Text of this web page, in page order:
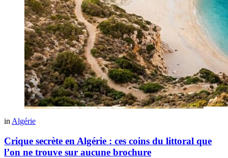
in Algérie
Crique secrète en Algérie : ces coins du littoral que
l’on ne trouve sur aucune brochure